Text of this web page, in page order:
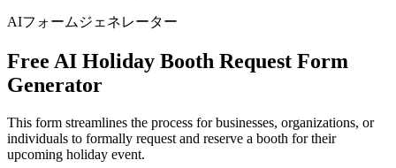
AIフォームジェネレーター
Free AI Holiday Booth Request Form
Generator
This form streamlines the process for businesses, organizations, or
individuals to formally request and reserve a booth for their
upcoming holiday event.